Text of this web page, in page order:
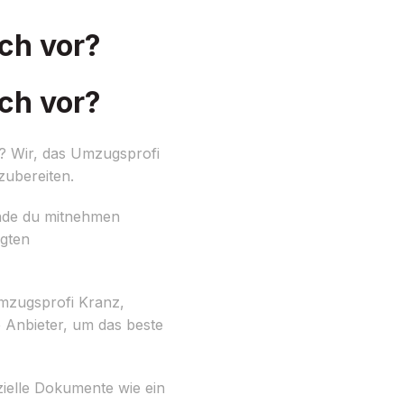
vor?
vor?
Wir, das Umzugsprofi
du mitnehmen
Kranz,
um das beste
Dokumente wie ein